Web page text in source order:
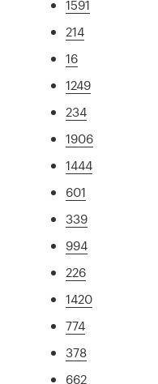
1591
214
16
1249
234
1906
1444
601
339
994
226
1420
774
378
662